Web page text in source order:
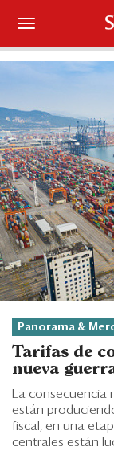
Suscríbase
Portada
¿Qué está
Sectores y
Economía y
Legal y
Eventos
Blogs
Ranking
Panorama &
Tarifas de
nueva
La consecuencia
están
fiscal, en una
centrales están